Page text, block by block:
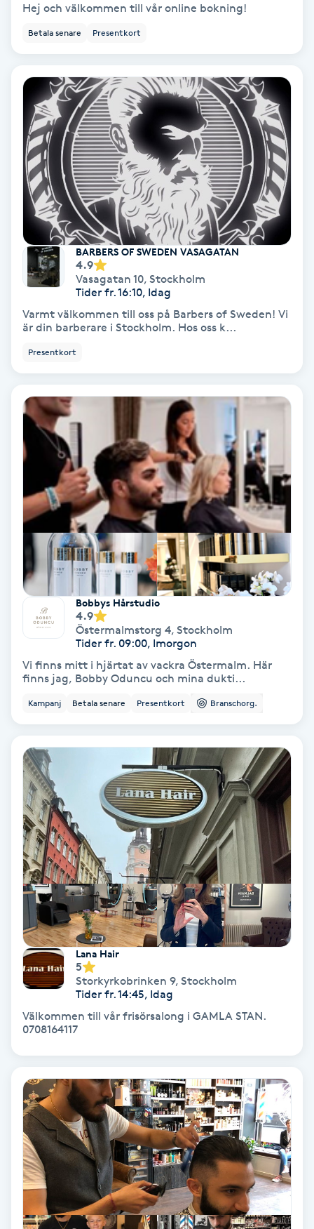
Cryoterapi
Damklippning
Dermapen
Diamantslipning
Enzympeeling
Extensions
Extensions borttagning
Eyeliner-tatuering
Faceliftmassage
Fet hårbotten
Fettreducering
Fibromassage
Fillers
Fotmassage
Fotsvamp
Fotvård
Fransborttagning
Fransfärgning
Fransförlängning
Fransförlängning Megavolym
Fransförlängning Volym
Fransk manikyr
Fransrengöring
Friskvård
Friskvårdsmassage
Frisör
Funktionsanalys
Hej och välkommen till vår online bokning!
Betala senare Presentkort
BARBERS OF SWEDEN VASAGATAN
4.9
Vasagatan 10, Stockholm
Tider fr. 16:10, Idag
Varmt välkommen till oss på Barbers of Sweden! Vi
är din barberare i Stockholm. Hos oss k...
Presentkort
Bobbys Hårstudio
4.9
Östermalmstorg 4, Stockholm
Tider fr. 09:00, Imorgon
Vi finns mitt i hjärtat av vackra Östermalm. Här
finns jag, Bobby Oduncu och mina dukti...
Kampanj Betala senare Presentkort Branschorg.
Lana Hair
5
Storkyrkobrinken 9, Stockholm
Tider fr. 14:45, Idag
Välkommen till vår frisörsalong i GAMLA STAN.
0708164117